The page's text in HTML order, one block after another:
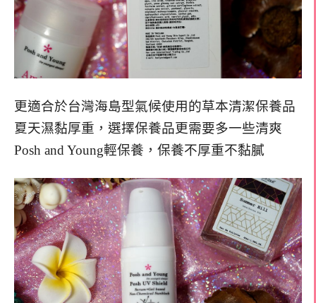
更適合於台灣海島型氣候使用的草本清潔保養品
夏天濕黏厚重，選擇保養品更需要多一些清爽
Posh and Young輕保養，保養不厚重不黏膩